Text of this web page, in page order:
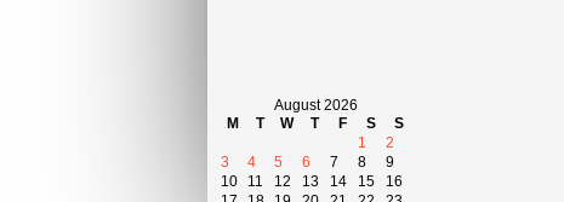
August 2026
M
T W T F S
S
1
2
3
4 5 6 7 8
9
10
11 12 13 14 15
16